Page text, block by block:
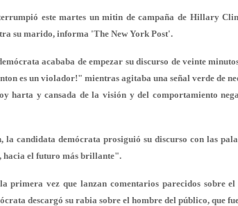
este martes un mitin de campaña de Hillary
su marido, informa 'The New York Post'.
acababa de empezar su discurso de veinte
es un violador!" mientras agitaba una señal verde de
harta y cansada de la visión y del comportamiento
la candidata demócrata prosiguió su discurso con las
hacia el futuro más brillante".
primera vez que lanzan comentarios parecidos sobre
descargó su rabia sobre el hombre del público, que